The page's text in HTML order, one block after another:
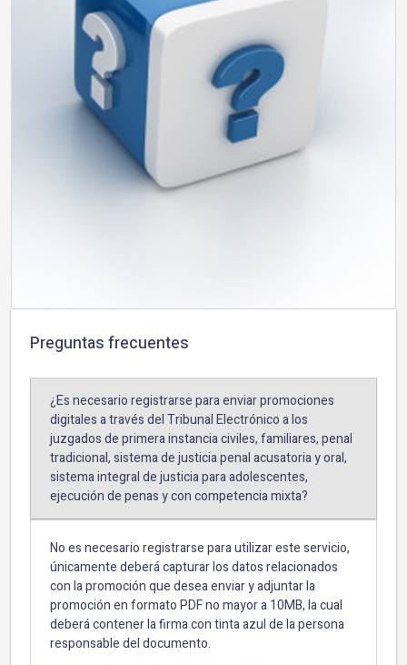
Preguntas frecuentes
¿Es necesario registrarse para enviar promociones
digitales a través del Tribunal Electrónico a los
juzgados de primera instancia civiles, familiares, penal
tradicional, sistema de justicia penal acusatoria y oral,
sistema integral de justicia para adolescentes,
ejecución de penas y con competencia mixta?
No es necesario registrarse para utilizar este servicio,
únicamente deberá capturar los datos relacionados
con la promoción que desea enviar y adjuntar la
promoción en formato PDF no mayor a 10MB, la cual
deberá contener la firma con tinta azul de la persona
responsable del documento.